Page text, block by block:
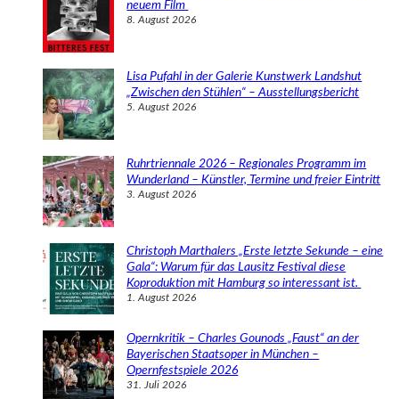
neuem Film
8. August 2026
Lisa Pufahl in der Galerie Kunstwerk Landshut
„Zwischen den Stühlen“ – Ausstellungsbericht
5. August 2026
Ruhrtriennale 2026 – Regionales Programm im
Wunderland – Künstler, Termine und freier Eintritt
3. August 2026
Christoph Marthalers „Erste letzte Sekunde – eine
Gala“: Warum für das Lausitz Festival diese
Koproduktion mit Hamburg so interessant ist.
1. August 2026
Opernkritik – Charles Gounods „Faust“ an der
Bayerischen Staatsoper in München –
Opernfestspiele 2026
31. Juli 2026